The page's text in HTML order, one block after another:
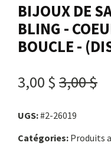
BIJOUX DE
BLING -
BOUCLE -
3,00 $ 3,00 $
UGS:#2-26019
Catégories: Produits